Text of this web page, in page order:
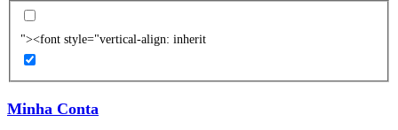
"><font style="vertical-align: inherit
Minha Conta